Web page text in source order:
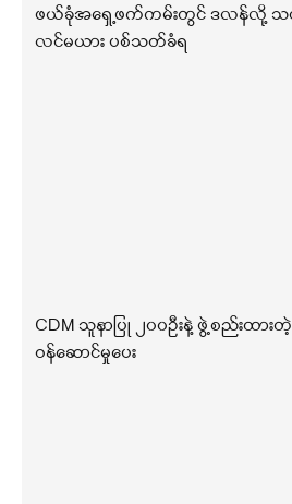
ဖယ်ခုံအရှေ့ဖက်ကမ်းတွင် ဒလန်လို့
လင်မယား ပစ်သတ်ခံရ
CDM သူနာပြု ၂၀၀ဦးနဲ့ ဖွဲ့စည်းထားတဲ့
ဝန်ဆောင်မှုပေး